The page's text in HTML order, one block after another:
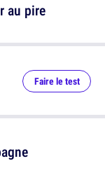
au pire
Faire le test